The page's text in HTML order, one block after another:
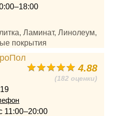
Ламинат, Линолеум,
покрытия
4.88
(182 оценки)
11:00–20:00